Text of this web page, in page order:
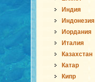
Индия
Индонезия
Иордания
Италия
Казахстан
Катар
Кипр